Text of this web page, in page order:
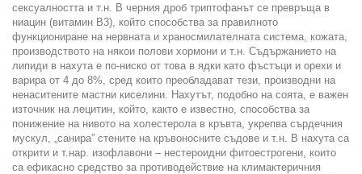
сексуалността и т.н. В черния дроб триптофанът се превръща в
ниацин (витамин В3), който способства за правилното
функциониране на нервната и храносмилателната система, кожата,
производството на някои полови хормони и т.н. Съдържанието на
липиди в нахута е по-ниско от това в ядки като фъстъци и орехи и
варира от 4 до 8%, сред които преобладават тези, производни на
ненаситените мастни киселини. Нахутът, подобно на соята, е важен
източник на лецитин, който, както е известно, способства за
понижение на нивото на холестерола в кръвта, укрепва сърдечния
мускул, „санира” стените на кръвоносните съдове и т.н. В нахута са
открити и т.нар. изофлавони – нестероидни фитоестрогени, които
са ефикасно средство за противодействие на климактеричния